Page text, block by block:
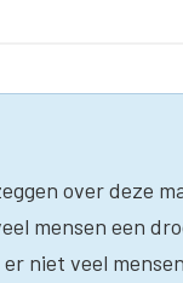
over deze
mensen een
niet veel